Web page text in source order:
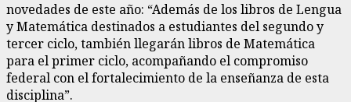
novedades de este año: “Además de los libros de Lengua
y Matemática destinados a estudiantes del segundo y
tercer ciclo, también llegarán libros de Matemática
para el primer ciclo, acompañando el compromiso
federal con el fortalecimiento de la enseñanza de esta
disciplina”.